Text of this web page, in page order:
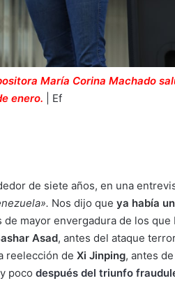
María Corina Machado
enero. | Ef
de siete años, en una
Nos dijo que ya había
de mayor envergadura de los
Asad, antes del ataque
reelección de Xi Jinping, antes
poco después del triunfo